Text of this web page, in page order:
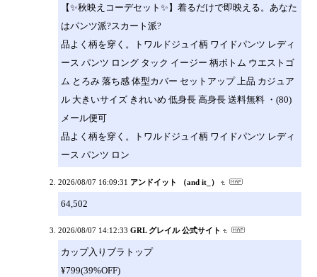
【✨秋映えコーデセット✨】着るだけで即映える。あなた
はパンツ派?スカート派?
品よく柄を穿く。トワルドジュイ柄 ワイドパンツ レディ
ース パンツ ロング タック イージー 柄ボトム ウエストゴ
ム とろみ 落ち感 体型カバー セットアップ 上品 カジュア
ル 大きいサイズ きれいめ 低身長 高身長 送料無料 ・(80)
メール便可
品よく柄を穿く。トワルドジュイ柄 ワイドパンツ レディ
ース パンツ ロン
2026/08/07 16:09:31 アンドイット （and it_）
64,502
2026/08/07 14:12:33 GRL グレイル 公式サイト
カップ入りブラトップ
¥799(39%OFF)